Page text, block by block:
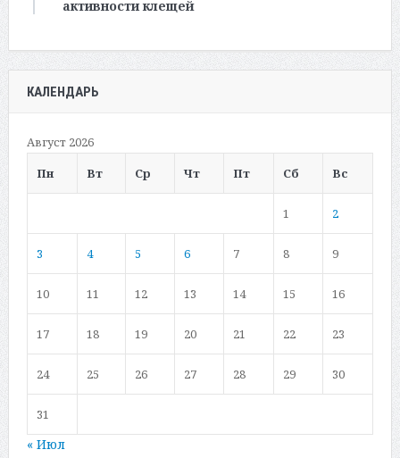
активности клещей
КАЛЕНДАРЬ
Август 2026
Пн
Вт Ср Чт Пт Сб Вс
1 2
3 4 5 6 7 8 9
10 11 12 13 14 15 16
17 18 19 20 21 22 23
24 25 26 27 28 29 30
31
« Июл